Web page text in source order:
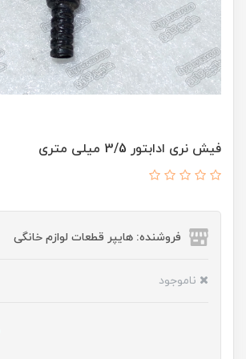
فیش نری ادابتور 3/5 میلی متری
فروشنده: هایپر قطعات لوازم خانگی
ناموجود